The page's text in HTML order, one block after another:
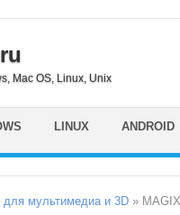
Mac OS, Linux, Unix
LINUX ANDROID
мультимедиа и 3D »